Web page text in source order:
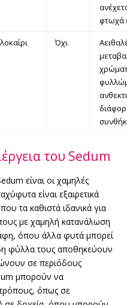
φτωχά
Όχι
του Sedum
είναι οι χαμηλές
είναι εξαιρετικά
τα καθιστά ιδανικά για
με χαμηλή κατανάλωση
όπου άλλα φυτά μπορεί
φύλλα τους αποθηκεύουν
σε περιόδους
μπορούν να
όπως σε